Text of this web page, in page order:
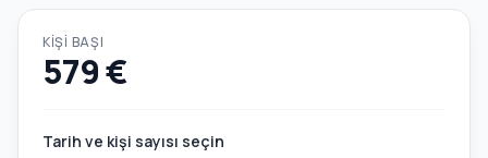
KIŞI BAŞI
579 €
Tarih ve kişi sayısı seçin